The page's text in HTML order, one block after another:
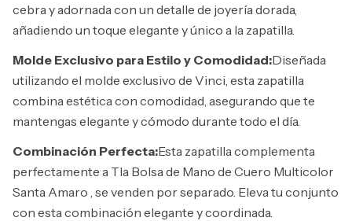
cebra y adornada con un detalle de joyería dorada,
añadiendo un toque elegante y único a la zapatilla.
Molde Exclusivo para Estilo y Comodidad:Diseñada
utilizando el molde exclusivo de Vinci, esta zapatilla
combina estética con comodidad, asegurando que te
mantengas elegante y cómodo durante todo el día.
Combinación Perfecta:Esta zapatilla complementa
perfectamente a Tla Bolsa de Mano de Cuero Multicolor
Santa Amaro , se venden por separado. Eleva tu conjunto
con esta combinación elegante y coordinada.